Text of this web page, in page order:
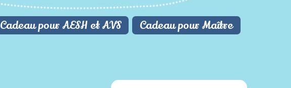
Cadeau pour AESH et AVS Cadeau pour Maître